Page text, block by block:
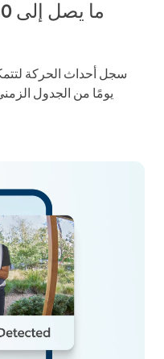
يومًا من الجدول